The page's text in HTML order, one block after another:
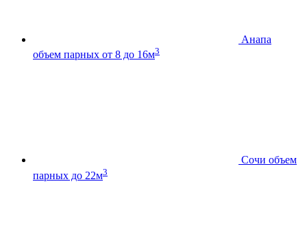
Анапа
объем парных от 8 до 16м3
Сочи объем
парных до 22м3